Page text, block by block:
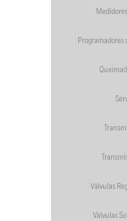
Programadores
Válvulas
Válvulas